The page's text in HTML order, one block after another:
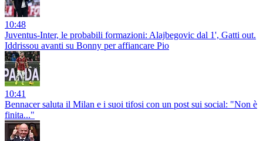
10:48
Juventus-Inter, le probabili formazioni: Alajbegovic dal 1', Gatti out.
Iddrissou avanti su Bonny per affiancare Pio
10:41
Bennacer saluta il Milan e i suoi tifosi con un post sui social: "Non è
finita..."